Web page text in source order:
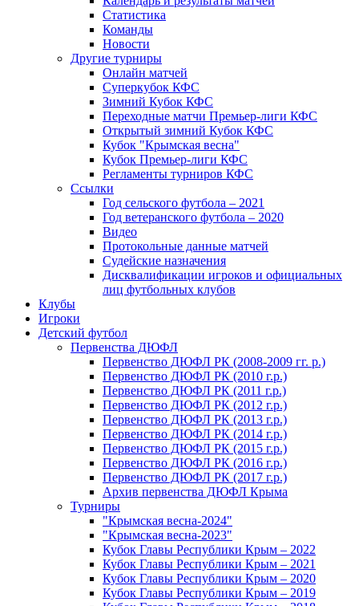
Статистика
Команды
Новости
Другие турниры
Онлайн матчей
Суперкубок КФС
Зимний Кубок КФС
Переходные матчи Премьер-лиги КФС
Открытый зимний Кубок КФС
Кубок "Крымская весна"
Кубок Премьер-лиги КФС
Регламенты турниров КФС
Ссылки
Год сельского футбола – 2021
Год ветеранского футбола – 2020
Видео
Протокольные данные матчей
Судейские назначения
Дисквалификации игроков и официальных
лиц футбольных клубов
Клубы
Игроки
Детский футбол
Первенства ДЮФЛ
Первенство ДЮФЛ РК (2008-2009 гг. р.)
Первенство ДЮФЛ РК (2010 г.р.)
Первенство ДЮФЛ РК (2011 г.р.)
Первенство ДЮФЛ РК (2012 г.р.)
Первенство ДЮФЛ РК (2013 г.р.)
Первенство ДЮФЛ РК (2014 г.р.)
Первенство ДЮФЛ РК (2015 г.р.)
Первенство ДЮФЛ РК (2016 г.р.)
Первенство ДЮФЛ РК (2017 г.р.)
Архив первенства ДЮФЛ Крыма
Турниры
"Крымская весна-2024"
"Крымская весна-2023"
Кубок Главы Республики Крым – 2022
Кубок Главы Республики Крым – 2021
Кубок Главы Республики Крым – 2020
Кубок Главы Республики Крым – 2019